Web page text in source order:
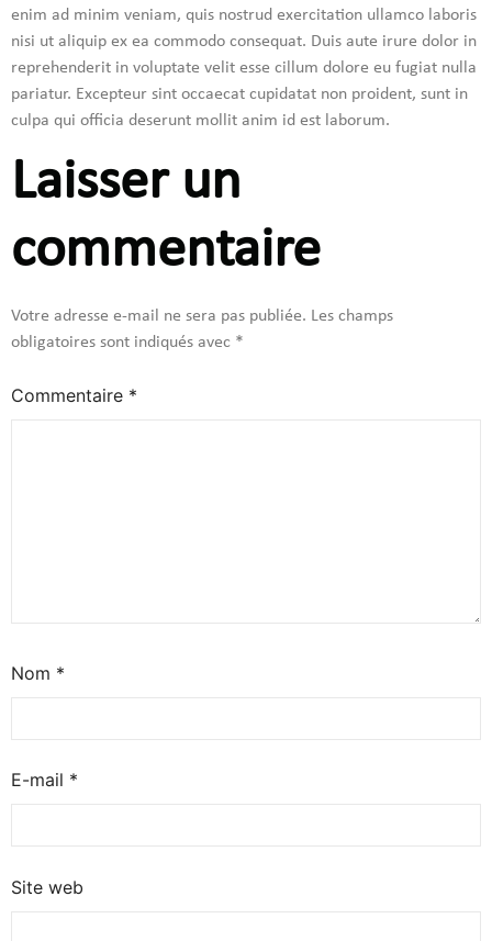
enim ad minim veniam, quis nostrud exercitation ullamco laboris
nisi ut aliquip ex ea commodo consequat. Duis aute irure dolor in
reprehenderit in voluptate velit esse cillum dolore eu fugiat nulla
pariatur. Excepteur sint occaecat cupidatat non proident, sunt in
culpa qui officia deserunt mollit anim id est laborum.
Laisser un
commentaire
Votre adresse e-mail ne sera pas publiée. Les champs
obligatoires sont indiqués avec *
Commentaire *
Nom *
E-mail *
Site web